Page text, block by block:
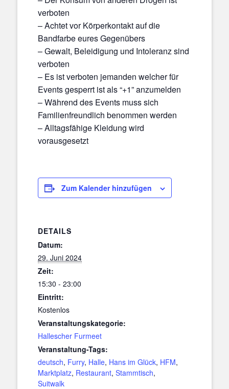
verboten
– Achtet vor Körperkontakt auf die
Bandfarbe eures Gegenübers
– Gewalt, Beleidigung und Intoleranz sind
verboten
– Es ist verboten jemanden welcher für
Events gesperrt ist als “+1” anzumelden
– Während des Events muss sich
Familienfreundlich benommen werden
– Alltagsfähige Kleidung wird
vorausgesetzt
Zum Kalender hinzufügen
DETAILS
Datum:
29. Juni 2024
Zeit:
15:30 - 23:00
Eintritt:
Kostenlos
Veranstaltungskategorie:
Hallescher Furmeet
Veranstaltung-Tags:
deutsch, Furry, Halle, Hans im Glück, HFM,
Marktplatz, Restaurant, Stammtisch,
Suitwalk